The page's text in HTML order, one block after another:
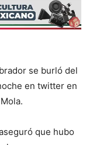
se burló del
en twitter en
que hubo